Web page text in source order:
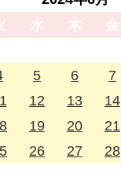
水 木 金
5 6 7
12 13 14
19 20 21
26 27 28